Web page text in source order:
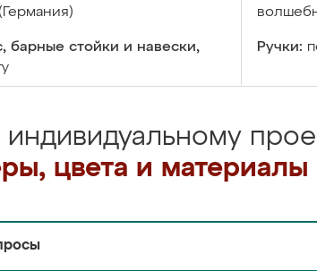
барные стойки и навески,
Ручки:
цвета и материалы